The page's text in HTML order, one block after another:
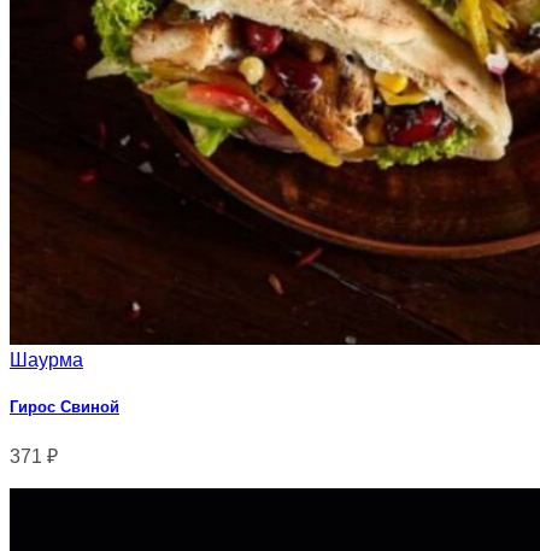
Шаурма
Гирос Свиной
371 ₽